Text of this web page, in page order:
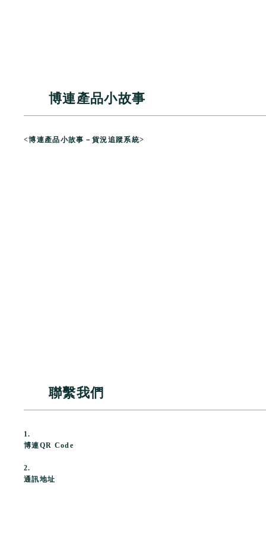
博連產品小故事
<博連產品小故事－貨況追蹤系統>
聯繫我們
1.
博連QR Code
2.
通訊地址